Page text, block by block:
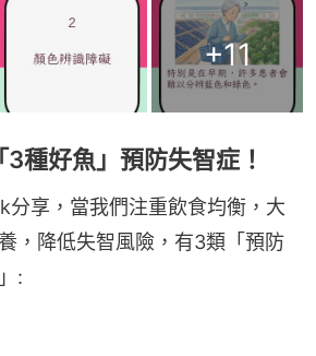
+11
種好魚」預防失智症！
分享，當我們注重飲食均衡，大
，降低失智風險，有3類「預防
: